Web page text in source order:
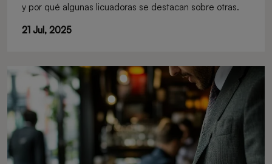
y por qué algunas licuadoras se destacan sobre otras.
21 Jul, 2025